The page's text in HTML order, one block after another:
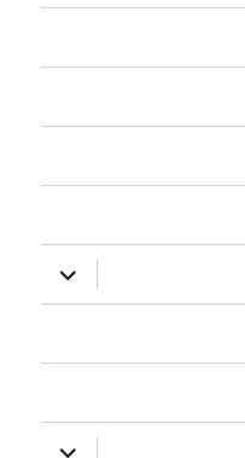
הצג
תפריט
הצג